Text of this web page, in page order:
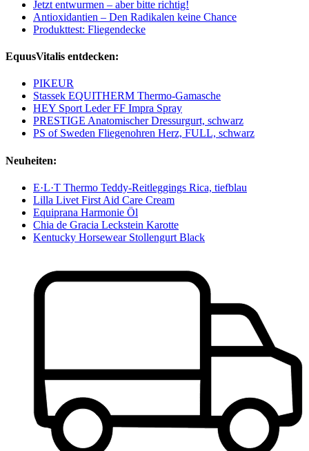
Jetzt entwurmen – aber bitte richtig!
Antioxidantien – Den Radikalen keine Chance
Produkttest: Fliegendecke
EquusVitalis entdecken:
PIKEUR
Stassek EQUITHERM Thermo-Gamasche
HEY Sport Leder FF Impra Spray
PRESTIGE Anatomischer Dressurgurt, schwarz
PS of Sweden Fliegenohren Herz, FULL, schwarz
Neuheiten:
E·L·T Thermo Teddy-Reitleggings Rica, tiefblau
Lilla Livet First Aid Care Cream
Equiprana Harmonie Öl
Chia de Gracia Leckstein Karotte
Kentucky Horsewear Stollengurt Black